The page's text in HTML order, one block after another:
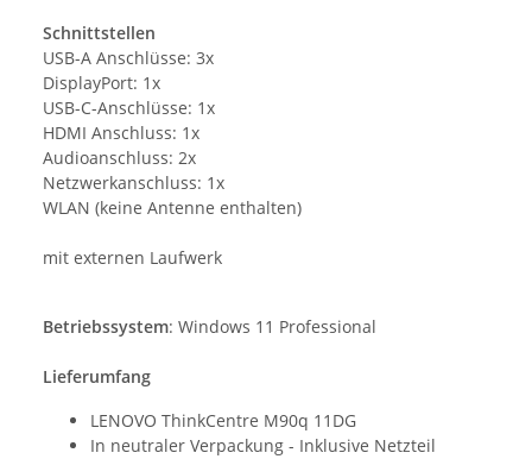
Schnittstellen
USB-A Anschlüsse: 3x
DisplayPort: 1x
USB-C-Anschlüsse: 1x
HDMI Anschluss: 1x
Audioanschluss: 2x
Netzwerkanschluss: 1x
WLAN (keine Antenne enthalten)
mit externen Laufwerk
Betriebssystem: Windows 11 Professional
Lieferumfang
LENOVO ThinkCentre M90q 11DG
In neutraler Verpackung - Inklusive Netzteil